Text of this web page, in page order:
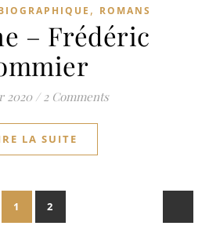
, ROMANS
– Frédéric
2020 / 2 Comments
LA SUITE
1 2